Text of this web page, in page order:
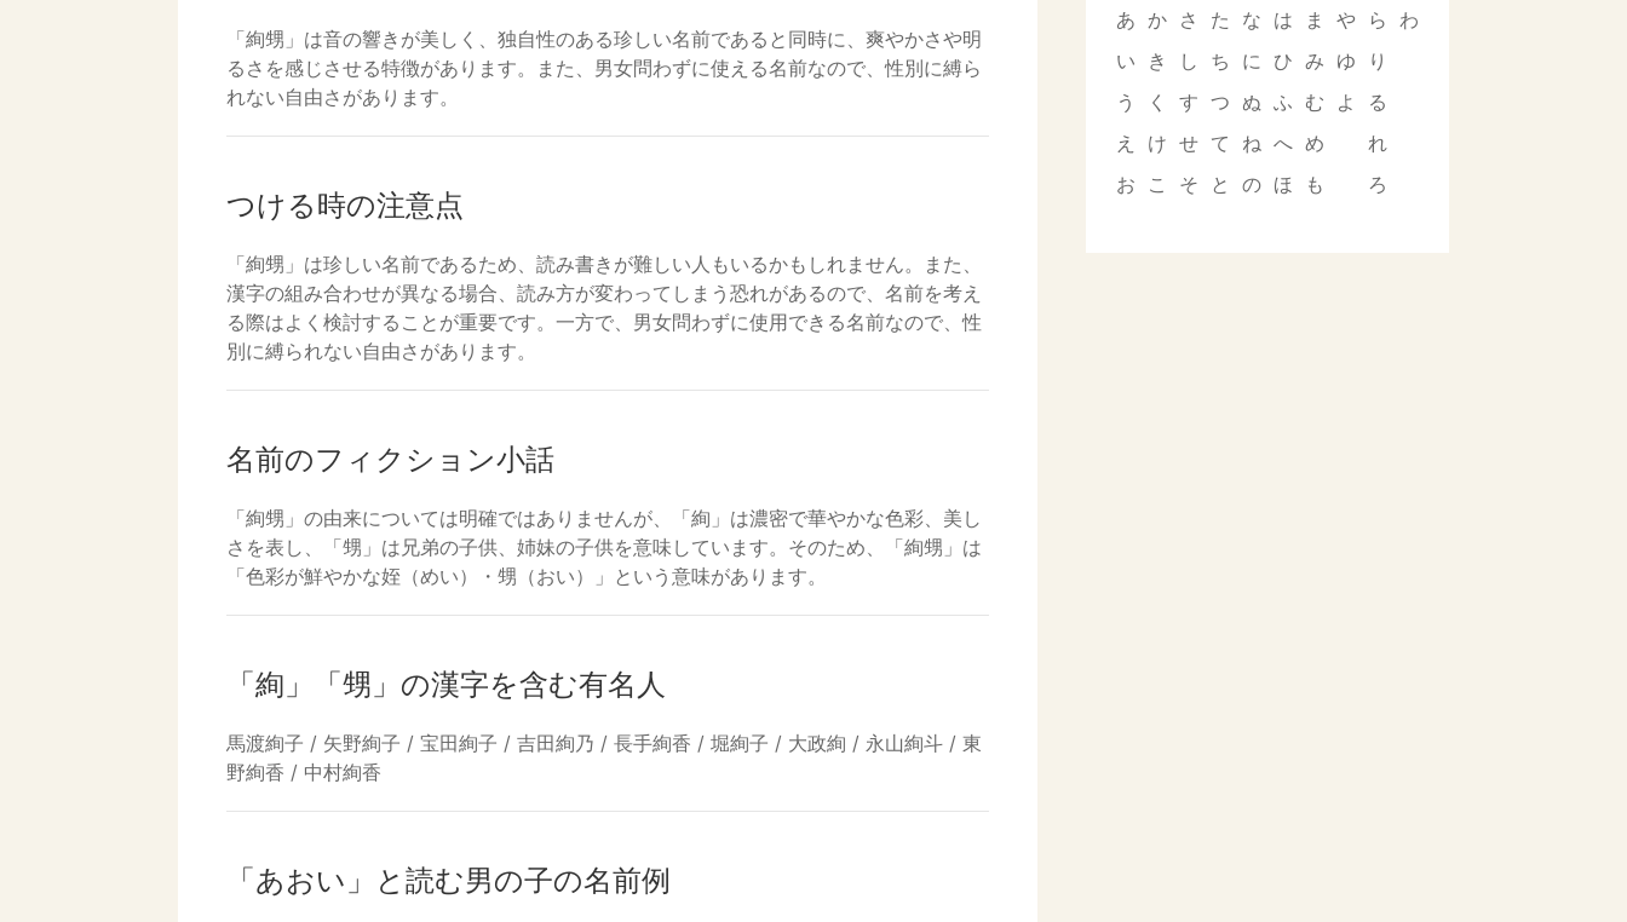
「絢甥」は音の響きが美しく、独自性のある珍しい名前であると同時に、爽やかさや明
るさを感じさせる特徴があります。また、男女問わずに使える名前なので、性別に縛ら
れない自由さがあります。
つける時の注意点
「絢甥」は珍しい名前であるため、読み書きが難しい人もいるかもしれません。また、
漢字の組み合わせが異なる場合、読み方が変わってしまう恐れがあるので、名前を考え
る際はよく検討することが重要です。一方で、男女問わずに使用できる名前なので、性
別に縛られない自由さがあります。
名前のフィクション小話
「絢甥」の由来については明確ではありませんが、「絢」は濃密で華やかな色彩、美し
さを表し、「甥」は兄弟の子供、姉妹の子供を意味しています。そのため、「絢甥」は
「色彩が鮮やかな姪（めい）・甥（おい）」という意味があります。
「絢」「甥」の漢字を含む有名人
馬渡絢子 / 矢野絢子 / 宝田絢子 / 吉田絢乃 / 長手絢香 / 堀絢子 / 大政絢 / 永山絢斗 / 東
野絢香 / 中村絢香
「あおい」と読む男の子の名前例
あ
い
う
え
お
か
き
く
け
こ
さ
し
す
せ
そ
た
ち
つ
て
と
な
に
ぬ
ね
の
は
ひ
ふ
へ
ほ
ま
み
む
め
も
や
ゆ
よ
ら
り
る
れ
ろ
わ